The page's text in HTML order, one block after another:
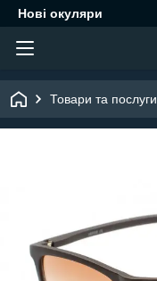
Нові окуляри
Товари та послуги